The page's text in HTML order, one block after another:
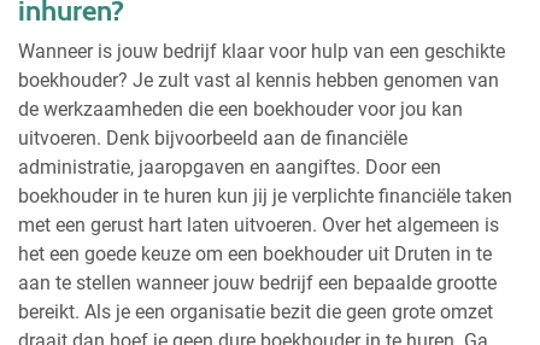
inhuren?
Wanneer is jouw bedrijf klaar voor hulp van een geschikte
boekhouder? Je zult vast al kennis hebben genomen van
de werkzaamheden die een boekhouder voor jou kan
uitvoeren. Denk bijvoorbeeld aan de financiële
administratie, jaaropgaven en aangiftes. Door een
boekhouder in te huren kun jij je verplichte financiële taken
met een gerust hart laten uitvoeren. Over het algemeen is
het een goede keuze om een boekhouder uit Druten in te
aan te stellen wanneer jouw bedrijf een bepaalde grootte
bereikt. Als je een organisatie bezit die geen grote omzet